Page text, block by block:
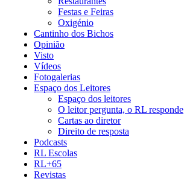
Festas e Feiras
Oxigénio
Cantinho dos Bichos
Opinião
Visto
Vídeos
Fotogalerias
Espaço dos Leitores
Espaço dos leitores
O leitor pergunta, o RL responde
Cartas ao diretor
Direito de resposta
Podcasts
RL Escolas
RL+65
Revistas